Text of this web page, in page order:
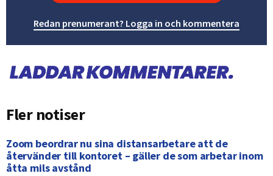
Redan prenumerant? Logga in och kommentera
Fler notiser
Zoom beordrar nu sina distansarbetare att de
återvänder till kontoret – gäller de som arbetar inom
åtta mils avstånd